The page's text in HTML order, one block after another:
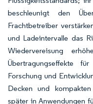
beschleunigt den
Frachtbetreiber
und Ladeintervalle das
Wiedervereisung
Übertragungseffekte
Forschung und
Decken und
später in Anwendungen